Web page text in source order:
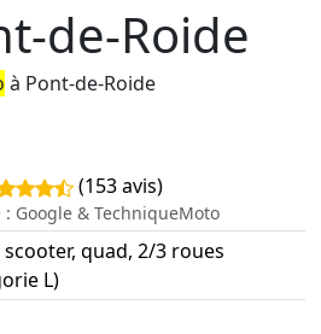
de-Roide
à Pont-de-Roide
(153 avis)
: Google & TechniqueMoto
quad, 2/3 roues
L)